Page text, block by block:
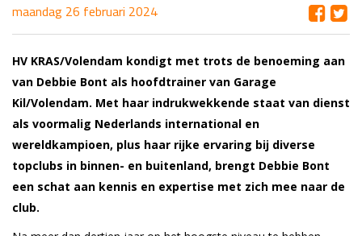
maandag 26 februari 2024
HV KRAS/Volendam kondigt met trots de benoeming aan
van Debbie Bont als hoofdtrainer van Garage
Kil/Volendam. Met haar indrukwekkende staat van dienst
als voormalig Nederlands international en
wereldkampioen, plus haar rijke ervaring bij diverse
topclubs in binnen- en buitenland, brengt Debbie Bont
een schat aan kennis en expertise met zich mee naar de
club.